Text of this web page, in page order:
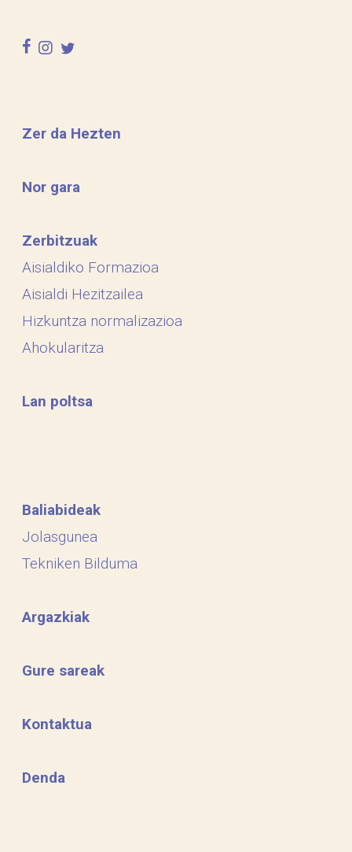
facebook
instagram
twitter
Zer da Hezten
Nor gara
Zerbitzuak
Aisialdiko Formazioa
Aisialdi Hezitzailea
Hizkuntza normalizazioa
Ahokularitza
Lan poltsa
Baliabideak
Jolasgunea
Tekniken Bilduma
Argazkiak
Gure sareak
Kontaktua
Denda